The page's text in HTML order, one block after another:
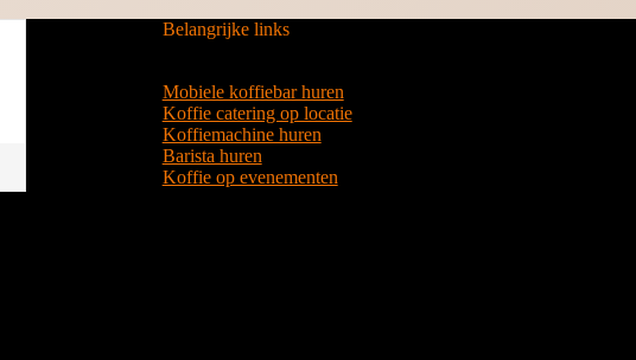
Belangrijke links
Mobiele koffiebar huren
Koffie catering op locatie
Koffiemachine huren
Barista huren
Koffie op evenementen